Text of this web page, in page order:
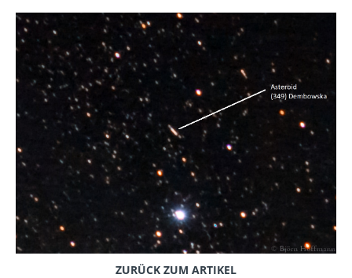
ZURÜCK ZUM ARTIKEL